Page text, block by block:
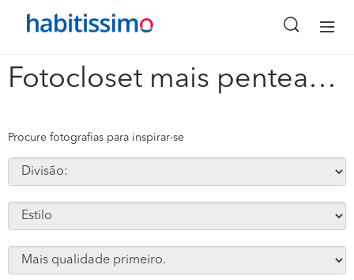
Fotocloset mais penteadeira #265153
x
Procure fotografias para inspirar-se